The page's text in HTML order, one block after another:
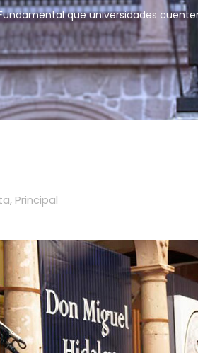
que universidades
, Principal